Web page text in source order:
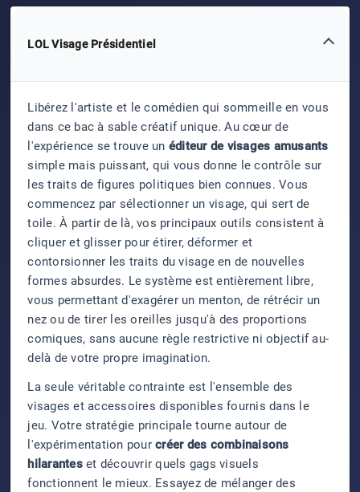
LOL Visage Présidentiel
Libérez l'artiste et le comédien qui sommeille en vous
dans ce bac à sable créatif unique. Au cœur de
l'expérience se trouve un éditeur de visages amusants
simple mais puissant, qui vous donne le contrôle sur
les traits de figures politiques bien connues. Vous
commencez par sélectionner un visage, qui sert de
toile. À partir de là, vos principaux outils consistent à
cliquer et glisser pour étirer, déformer et
contorsionner les traits du visage en de nouvelles
formes absurdes. Le système est entièrement libre,
vous permettant d'exagérer un menton, de rétrécir un
nez ou de tirer les oreilles jusqu'à des proportions
comiques, sans aucune règle restrictive ni objectif au-
delà de votre propre imagination.
La seule véritable contrainte est l'ensemble des
visages et accessoires disponibles fournis dans le
jeu. Votre stratégie principale tourne autour de
l'expérimentation pourcréer des combinaisons
hilaranteset découvrir quels gags visuels
fonctionnent le mieux. Essayez de mélanger des